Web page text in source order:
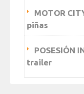
MOTOR
piñas
POSESIÓN
trailer